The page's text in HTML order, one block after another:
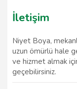
İletişim
Niyet Boya,
uzun ömürlü hale
ve hizmet almak
geçebilirsiniz.